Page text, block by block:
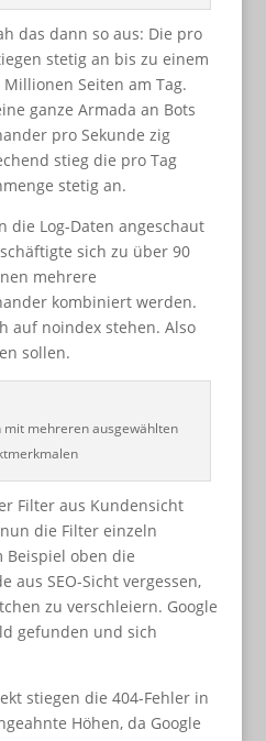
das dann so aus: Die pro
stetig an bis zu einem
Seiten am Tag.
ganze Armada an Bots
pro Sekunde zig
stieg die pro Tag
stetig an.
Log-Daten angeschaut
sich zu über 90
mehrere
kombiniert werden.
auf noindex stehen. Also
sollen.
mit mehreren ausgewählten
Filter aus Kundensicht
die Filter einzeln
Beispiel oben die
aus SEO-Sicht vergessen,
zu verschleiern. Google
gefunden und sich
stiegen die 404-Fehler in
Höhen, da Google